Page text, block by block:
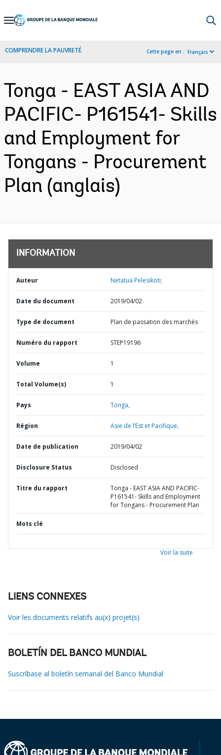
Skip
Navigation
COMPRENDRE LA PAUVRETÉ Cette page en : Français
Tonga - EAST ASIA AND
PACIFIC- P161541- Skills
and Employment for
Tongans - Procurement
Plan (anglais)
INFORMATION
Auteur Netatua Pelesikoti;
Date du document 2019/04/02
Type de document Plan de passation des marchés
Numéro du rapport STEP19196
Volume 1
Total Volume(s) 1
Pays Tonga,
Région Asie de l’Est et Pacifique,
Date de publication 2019/04/02
Disclosure Status Disclosed
Titre du rapport
Tonga - EAST ASIA AND PACIFIC-
P161541- Skills and Employment
for Tongans - Procurement Plan
Mots clé
Voir la suite
LIENS CONNEXES
Voir les documents relatifs au(x) projet(s)
BOLETÍN DEL BANCO MUNDIAL
Suscríbase al boletín semanal del Banco Mundial